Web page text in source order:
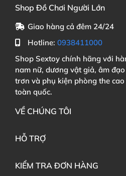
Shop Đồ Chơi Người Lớn
Giao hàng cả đêm 24/24
Hotline: 0938411000
Shop Sextoy chính hãng với
nam nữ, dương vật giả, âm
trơn và phụ kiện phòng the
toàn quốc.
VỀ CHÚNG TÔI
HỖ TRỢ
KIỂM TRA ĐƠN HÀNG